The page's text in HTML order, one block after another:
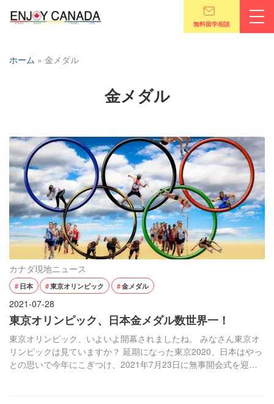
無料留学相談
ホーム » 金メダル
金メダル
カナダ現地ニュース
日本 東京オリンピック 金メダル
2021-07-28
東京オリンピック、日本金メダル数世界一！
東京オリンピック、いよいよ開幕されましたね。 みなさん東京オ
リンピックは見ていますか？ 延期になった東京2020、日本はやっ
との思いで今年にこぎつけ、2021年7月23日に無事開会式を迎え